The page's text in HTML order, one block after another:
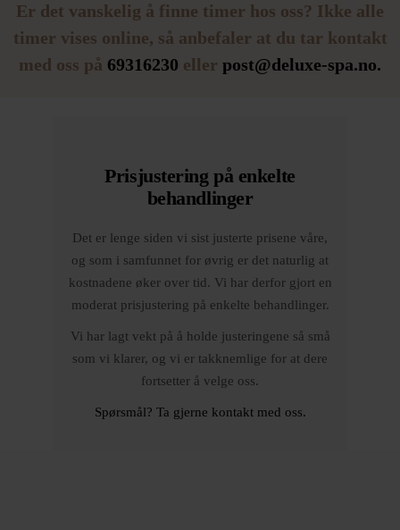
Er det vanskelig å finne timer hos oss? Ikke alle
timer vises online, så anbefaler at du tar kontakt
med oss på 69316230 eller post@deluxe-spa.no.
Prisjustering på enkelte
behandlinger
Det er lenge siden vi sist justerte prisene våre,
og som i samfunnet for øvrig er det naturlig at
kostnadene øker over tid. Vi har derfor gjort en
moderat prisjustering på enkelte behandlinger.
Vi har lagt vekt på å holde justeringene så små
som vi klarer, og vi er takknemlige for at dere
fortsetter å velge oss.
Spørsmål? Ta gjerne kontakt med oss.